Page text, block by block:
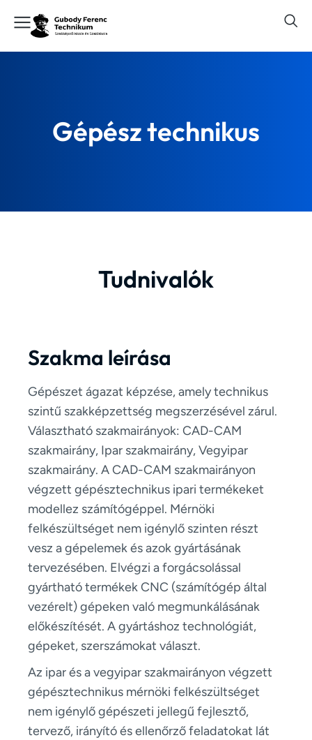
Gépész technikus
Tudnivalók
Szakma leírása
Gépészet ágazat képzése, amely technikus
szintű szakképzettség megszerzésével zárul.
Választható szakmairányok: CAD-CAM
szakmairány, Ipar szakmairány, Vegyipar
szakmairány. A CAD-CAM szakmairányon
végzett gépésztechnikus ipari termékeket
modellez számítógéppel. Mérnöki
felkészültséget nem igénylő szinten részt
vesz a gépelemek és azok gyártásának
tervezésében. Elvégzi a forgácsolással
gyártható termékek CNC (számítógép által
vezérelt) gépeken való megmunkálásának
előkészítését. A gyártáshoz technológiát,
gépeket, szerszámokat választ.
Az ipar és a vegyipar szakmairányon végzett
gépésztechnikus mérnöki felkészültséget
nem igénylő gépészeti jellegű fejlesztő,
tervező, irányító és ellenőrző feladatokat lát